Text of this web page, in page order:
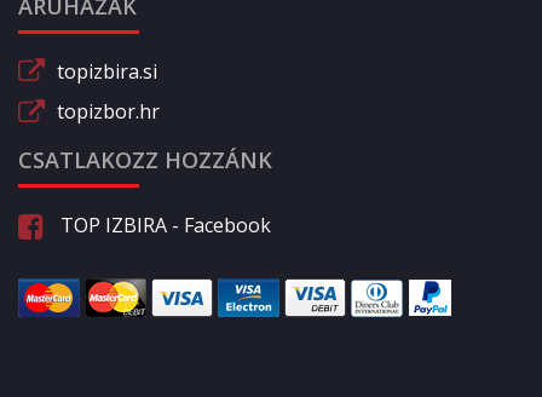
topizbira.si
topizbor.hr
CSATLAKOZZ HOZZÁNK
TOP IZBIRA - Facebook